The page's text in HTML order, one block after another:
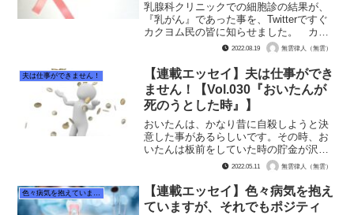
乳腺科クリニックでの細胞診の結果が、
『乳がん』であった事を、Twitterですぐ
カクヨム民の皆に知らせました。 カク
ヨムの仲間の皆は、「どうか良性である
て、本当に心配をしてくれていて、とて
もありがたい存在...
2022.08.19 無雲律人（無雲）
夫は仕事ができません！
【連載エッセイ】夫は仕事ができ
ません！【Vol.030『おいたんが
死のうとした時』】
おいたんは、かなり昔に自殺しようと決
意した事があるらしいです。その時、お
いたんは板前をしていた時の貯金が沢山
あって、「全部使ってから死んでやる」
と思ったそうです。 そして、高額なカ
メラを買ったり、車を買ったりして、貯
金を失くしたそうです。 ...
2022.05.11 無雲律人（無雲）
色々病気を抱えていますが、それでもポジティブ、時々弱音
【連載エッセイ】色々病気を抱え
ていますが、それでもポジティ